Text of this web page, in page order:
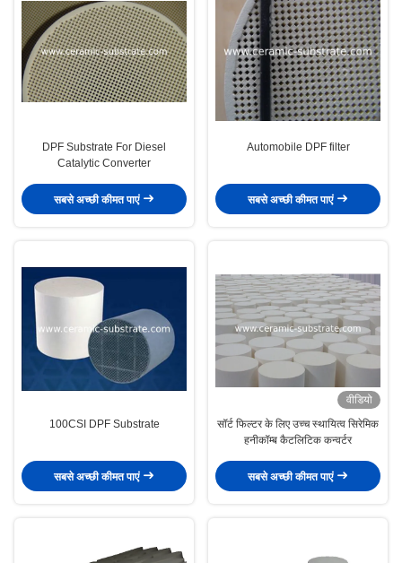
DPF Substrate For Diesel
Catalytic Converter
सबसे अच्छी कीमत पाएं
Automobile DPF filter
सबसे अच्छी कीमत पाएं
100CSI DPF Substrate
सबसे अच्छी कीमत पाएं
वीडियो
सॉर्ट फिल्टर के लिए उच्च स्थायित्व सिरेमिक
हनीकॉम्ब कैटलिटिक कन्वर्टर
सबसे अच्छी कीमत पाएं